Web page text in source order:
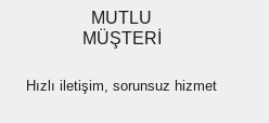
MUTLU
MÜŞTERİ
Hızlı iletişim, sorunsuz hizmet